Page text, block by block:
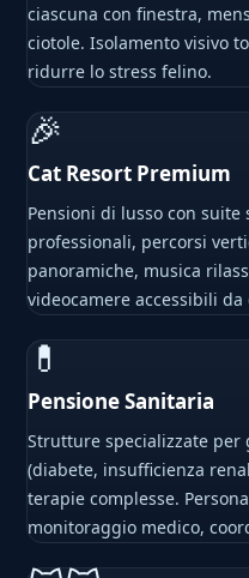
ciascuna con finestra,
ciotole. Isolamento visivo
ridurre lo stress felino.
🎉
Cat Resort Premium
Pensioni di lusso con
professionali, percorsi
panoramiche, musica
videocamere accessibili da
💊
Pensione Sanitaria
Strutture specializzate
(diabete, insufficienza
terapie complesse.
monitoraggio medico,